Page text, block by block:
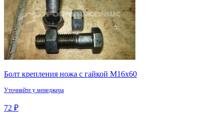
Болт крепления ножа с гайкой М16х60
Уточняйте у менеджера
72 ₽